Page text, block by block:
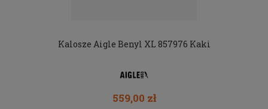
Kalosze Aigle Benyl XL 857976 Kaki
559,00 zł